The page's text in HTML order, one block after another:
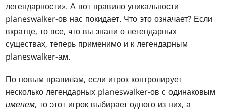
легендарности». А вот правило уникальности
planeswalker-ов нас покидает. Что это означает? Если
вкратце, то все, что вы знали о легендарных
существах, теперь применимо и к легендарным
planeswalker-ам.
По новым правилам, если игрок контролирует
несколько легендарных planeswalker-ов с одинаковым
именем, то этот игрок выбирает одного из них, а